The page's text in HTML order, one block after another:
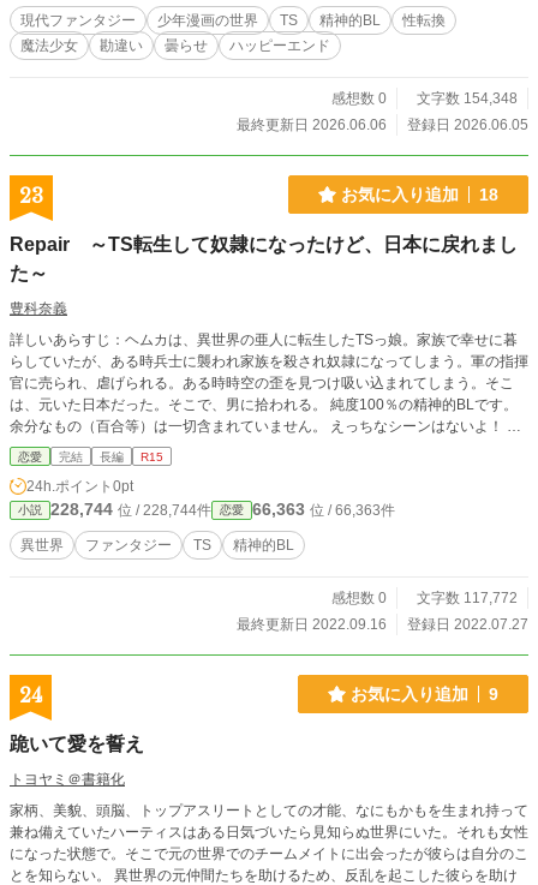
ら、何故か原作主人公が曇ってしまう始末。 そんなこんなで原作主人公がスタ
イリッシュなバトルを繰り広げている裏で、俺は貞操をかけてバトル中。 なん
か俺だけ、世界観観が違くないか？ 毎日 7時更新 ※複数サイト様にマルチ投稿
現代ファンタジー 少年漫画の世界 TS 精神的BL
性転換
魔法少女
勘違い 曇らせ ハッピーエンド
感想数 0
文字数 154,348
最終更新日 2026.06.06
登録日 2026.06.05
23 お気に入り追加 18
Repair ～TS転生して奴隷になったけど、日本に戻れまし
た～
豊科奈義
詳しいあらすじ：ヘムカは、異世界の亜人に転生したTSっ娘。家族で幸せに暮
らしていたが、ある時兵士に襲われ家族を殺され奴隷になってしまう。軍の指揮
官に売られ、虐げられる。ある時時空の歪を見つけ吸い込まれてしまう。そこ
は、元いた日本だった。そこで、男に拾われる。 純度100％の精神的BLです。
余分なもの（百合等）は一切含まれていません。 えっちなシーンはないよ！ な
ろう・カクヨム・ハーメルンにて投稿しています。なお、カクヨム・ハーメルン
版となろう版でじゃ若干の差異があります。なろう版はカクヨム・ハーメルン版
を修正したものですのでなろう版が、一番読みやすいです。なお、アルファポリ
スではなろう版を投稿します。 誤字脱字衍字、理解不能な文等あったら気軽に
報告して下さい。 ※本作には、若干残虐な描写があります（一章）。苦手な方
はご注意下さい。 ※この物語は、法律・法令に反する行為を容認・推奨するも
恋愛 完結 長編 R15
24h.ポイント 0pt
小説 228,744 位 / 228,744件 恋愛 66,363 位 / 66,363件
異世界 ファンタジー TS 精神的BL
感想数 0
文字数 117,772
最終更新日 2022.09.16
登録日 2022.07.27
24 お気に入り追加 9
跪いて愛を誓え
トヨヤミ＠書籍化
家柄、美貌、頭脳、トップアスリートとしての才能、なにもかもを生まれ持って
兼ね備えていたハーティスはある日気づいたら見知らぬ世界にいた。それも女性
になった状態で。そこで元の世界でのチームメイトに出会ったが彼らは自分のこ
とを知らない。 異世界の元仲間たちを助けるため、反乱を起こした彼らを助け